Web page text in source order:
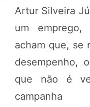
Artur Silveira
um
acham que, se
desempenho,
que não é
campanha